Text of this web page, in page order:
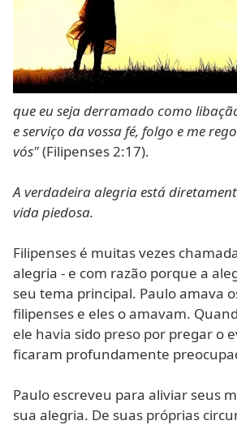
que eu seja derramado como
e serviço da vossa fé, folgo e me
vós"(Filipenses 2:17).
A verdadeira alegria está
vida piedosa.
Filipenses é muitas vezes
alegria - e com razão porque a
seu tema principal. Paulo amava
filipenses e eles o amavam.
ele havia sido preso por pregar o
ficaram profundamente
Paulo escreveu para aliviar seus
sua alegria. De suas próprias